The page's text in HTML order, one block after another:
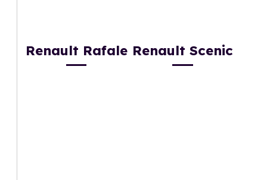
Renault Rafale Renault Scenic